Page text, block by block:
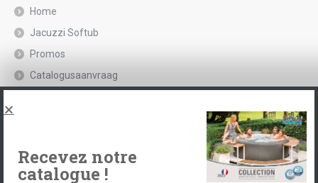
Home
Jacuzzi Softub
Promos
Catalogusaanvraag
Recevez notre
catalogue !